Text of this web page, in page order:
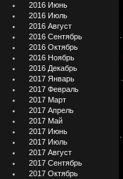
2016 Июнь
2016 Июль
2016 Август
2016 Сентябрь
2016 Октябрь
2016 Ноябрь
2016 Декабрь
2017 Январь
2017 Февраль
2017 Март
2017 Апрель
2017 Май
2017 Июнь
2017 Июль
2017 Август
2017 Сентябрь
2017 Октябрь